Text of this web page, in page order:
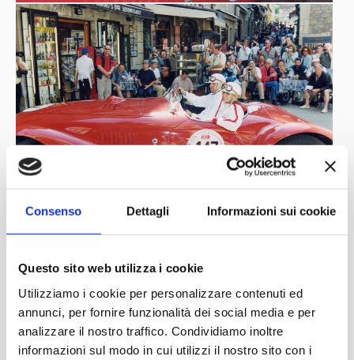
Consenso Dettagli Informazioni sui cookie
Questo sito web utilizza i cookie
Utilizziamo i cookie per personalizzare contenuti ed
annunci, per fornire funzionalità dei social media e per
analizzare il nostro traffico. Condividiamo inoltre
informazioni sul modo in cui utilizzi il nostro sito con i